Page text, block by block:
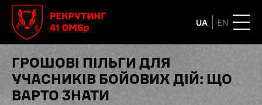
UA EN
ГРОШОВІ ПІЛЬГИ ДЛЯ
УЧАСНИКІВ БОЙОВИХ ДІЙ: ЩО
ВАРТО ЗНАТИ